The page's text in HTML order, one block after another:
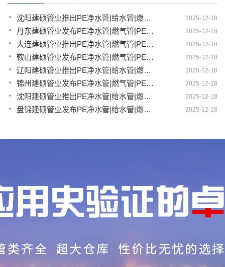
2025-12-18
沈阳建硕管业推出PE净水管|给水管|燃气管|PERT供热管|电力护套管一体化智造解决方案
2025-12-18
丹东建硕管业发布PE净水管|燃气管|PERT供热管|电力护套管|农田灌溉管智能生产新范式
2025-12-18
大连建硕管业推出PE净水管|燃气管|PERT供热管|电力护套管|农田灌溉管融合智造新生态
2025-12-18
鞍山建硕管业发布PE净水管|燃气管|PERT供热管|电力护套管|农田灌溉管全链路应用新方案
2025-12-18
辽阳建硕管业推出PE净水管|给水管|燃气管|PERT供热管|电力护套管多维融合智造平台
2025-12-18
锦州建硕管业发布PE净水管|燃气管|PERT供热管|电力护套管|农田灌溉管智慧应用生态体系
2025-12-18
沈阳建硕管业推出PE净水管|给水管|燃气管|PERT供热管|电力护套管一体化智造方案
2025-12-18
盘锦建硕管业发布PE净水管|给水管|燃气管|PERT供热管|电力护套管智慧生产新范式